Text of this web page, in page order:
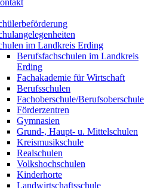
im Landkreis Erding
Berufsfachschulen im Landkreis
Erding
Fachakademie für Wirtschaft
Berufsschulen
Fachoberschule/Berufsoberschule
Förderzentren
Gymnasien
Grund-, Haupt- u. Mittelschulen
Kreismusikschule
Realschulen
Volkshochschulen
Kinderhorte
Landwirtschaftsschule